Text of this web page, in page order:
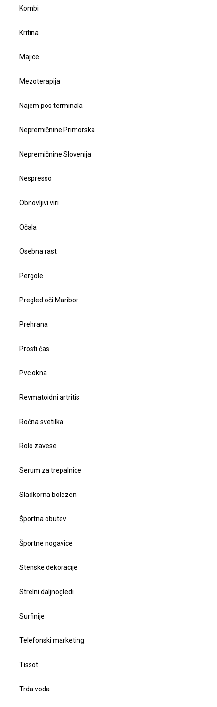
Kombi
Kritina
Majice
Mezoterapija
Najem pos terminala
Nepremičnine Primorska
Nepremičnine Slovenija
Nespresso
Obnovljivi viri
Očala
Osebna rast
Pergole
Pregled oči Maribor
Prehrana
Prosti čas
Pvc okna
Revmatoidni artritis
Ročna svetilka
Rolo zavese
Serum za trepalnice
Sladkorna bolezen
Športna obutev
Športne nogavice
Stenske dekoracije
Strelni daljnogledi
Surfinije
Telefonski marketing
Tissot
Trda voda